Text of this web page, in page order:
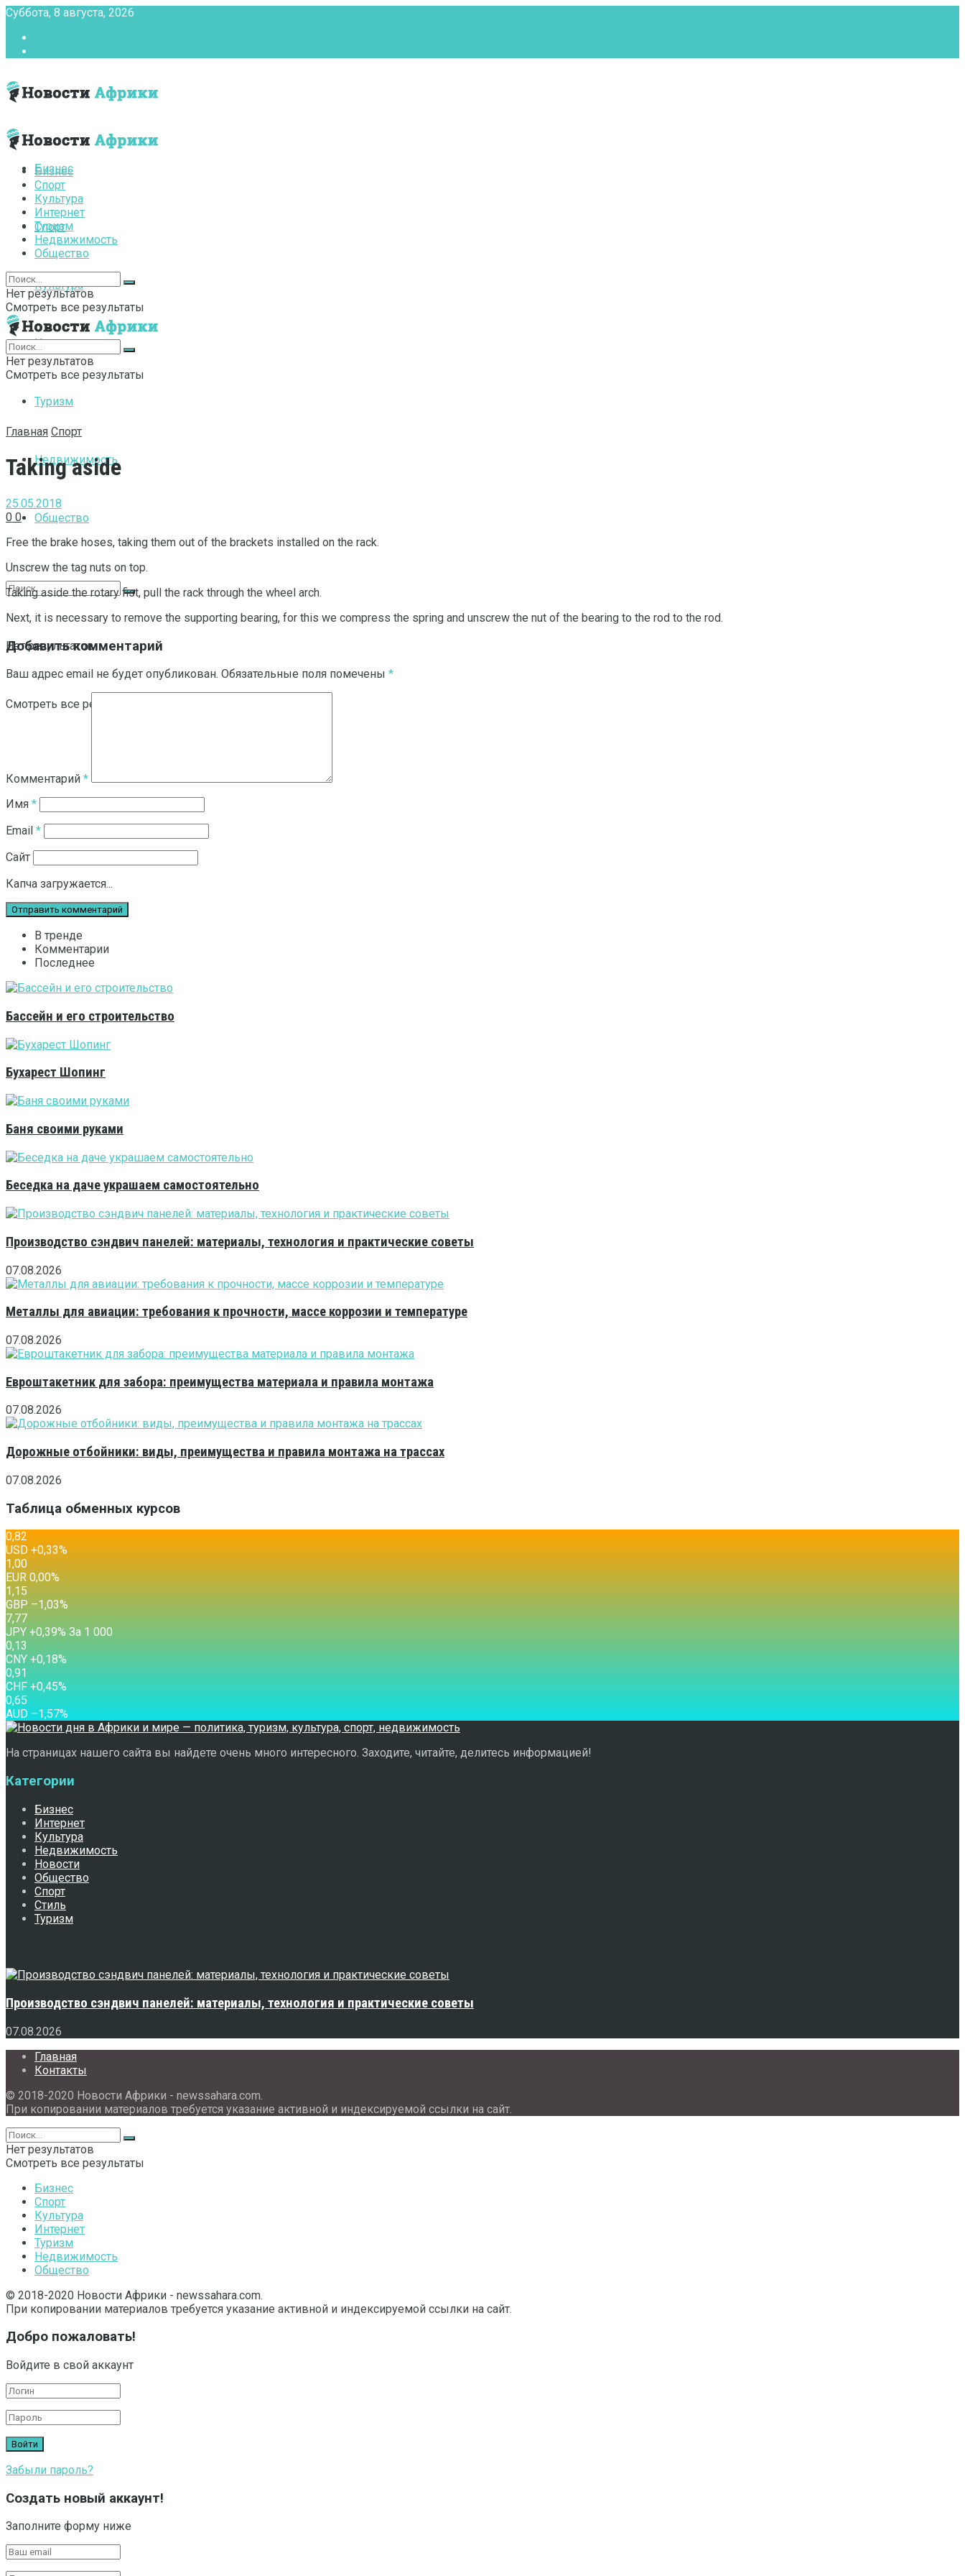
Суббота, 8 августа, 2026
Бизнес
Спорт
Культура
Интернет
Туризм
Недвижимость
Общество
Нет результатов
Смотреть все результаты
Бизнес
Спорт
Культура
Интернет
Туризм
Недвижимость
Общество
Нет результатов
Смотреть все результаты
Нет результатов
Смотреть все результаты
Главная Спорт
Taking aside
25.05.2018
0 0
Free the brake hoses, taking them out of the brackets installed on the rack.
Unscrew the tag nuts on top.
Taking aside the rotary fist, pull the rack through the wheel arch.
Next, it is necessary to remove the supporting bearing, for this we compress the spring and unscrew the nut of the bearing to the rod to the rod.
Добавить комментарий
Ваш адрес email не будет опубликован. Обязательные поля помечены *
Комментарий *
Имя *
Email *
Сайт
Капча загружается...
В тренде
Комментарии
Последнее
Бассейн и его строительство
Бухарест Шопинг
Баня своими руками
Беседка на даче украшаем самостоятельно
Производство сэндвич панелей: материалы, технология и практические советы
07.08.2026
Металлы для авиации: требования к прочности, массе коррозии и температуре
07.08.2026
Евроштакетник для забора: преимущества материала и правила монтажа
07.08.2026
Дорожные отбойники: виды, преимущества и правила монтажа на трассах
07.08.2026
Таблица обменных курсов
0,82
USD +0,33%
1,00
EUR 0,00%
1,15
GBP –1,03%
7,77
JPY +0,39% За 1 000
0,13
CNY +0,18%
0,91
CHF +0,45%
0,65
AUD –1,57%
На страницах нашего сайта вы найдете очень много интересного. Заходите, читайте, делитесь информацией!
Категории
Бизнес
Интернет
Культура
Недвижимость
Новости
Общество
Спорт
Стиль
Туризм
Производство сэндвич панелей: материалы, технология и практические советы
07.08.2026
Главная
Контакты
© 2018-2020 Новости Африки - newssahara.com.
При копировании материалов требуется указание активной и индексируемой ссылки на сайт.
Нет результатов
Смотреть все результаты
Бизнес
Спорт
Культура
Интернет
Туризм
Недвижимость
Общество
© 2018-2020 Новости Африки - newssahara.com.
При копировании материалов требуется указание активной и индексируемой ссылки на сайт.
Добро пожаловать!
Войдите в свой аккаунт
Забыли пароль?
Создать новый аккаунт!
Заполните форму ниже